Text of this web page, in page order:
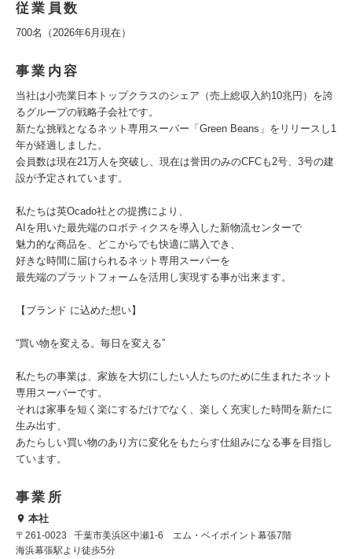
従業員数
700名（2026年6月現在）
事業内容
当社は小売業日本トップクラスのシェア（売上総収入約10兆円）を誇
るグループの戦略子会社です。
新たな挑戦となるネット専用スーパー「Green Beans」をリリースし1
年が経過しました。
会員数は現在21万人を突破し、現在は誉田のみのCFCも2号、3号の建
設が予定されています。
私たちは英Ocado社との提携により、
AIを用いた最先端のロボティクスを導入した新物流センターで
魅力的な商品を、どこからでも快適に購入でき、
好きな時間に届けられるネット専用スーパーを
最先端のプラットフォームを活用し実現する事が出来ます。
【ブランド に込めた想い】
“買い物を変える。毎日を変える”
私たちの事業は、家族を大切にしたい人たちのために生まれたネット
専用スーパーです。
それは家事を短く楽にするだけでなく、楽しく充実した時間を新たに
生み出す、
あたらしい買い物のあり方に変化をもたらす仕組みになる事を目指し
ています。
事業所
本社
〒261-0023 千葉市美浜区中瀬1-6 エム・ベイポイント幕張7階
海浜幕張駅より徒歩5分